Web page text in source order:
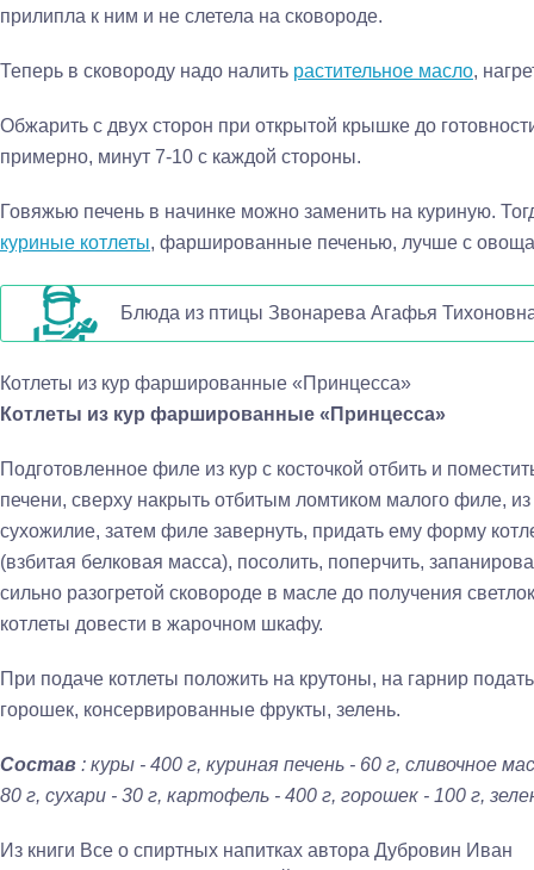
прилипла к ним и не слетела на сковороде.
Теперь в сковороду надо налить растительное масло,
Обжарить с двух сторон при открытой крышке до
примерно, минут 7-10 с каждой стороны.
Говяжью печень в начинке можно заменить на куриную.
куриные котлеты, фаршированные печенью, лучше с
Блюда из птицы Звонарева Агафья
Котлеты из кур фаршированные «Принцесса»
Котлеты из кур фаршированные «Принцесса»
Подготовленное филе из кур с косточкой отбить и
печени, сверху накрыть отбитым ломтиком малого филе,
сухожилие, затем филе завернуть, придать ему форму
(взбитая белковая масса), посолить, поперчить,
сильно разогретой сковороде в масле до получения
котлеты довести в жарочном шкафу.
При подаче котлеты положить на крутоны, на гарнир
горошек, консервированные фрукты, зелень.
Состав : куры - 400 г, куриная печень - 60 г, сливочное
80 г, сухари - 30 г, картофель - 400 г, горошек - 100 г,
Из книги Все о спиртных напитках автора Дубровин Иван